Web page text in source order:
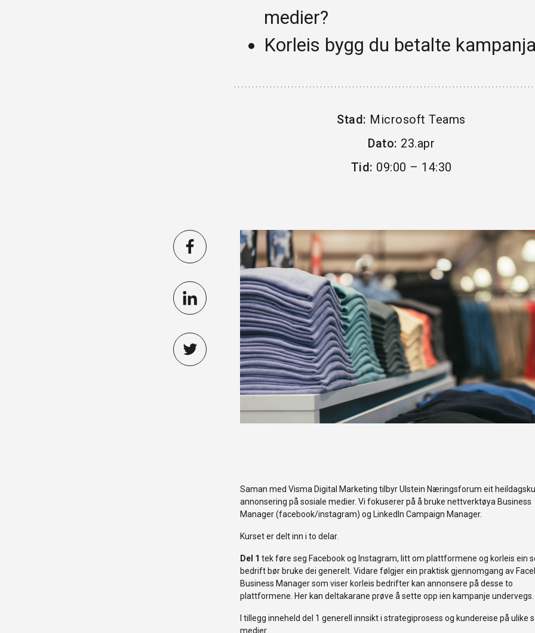
HANDEL OG SERVICE
PROFESJONELL TENESTEYTING
INDUSTRI
BYGG & EIGEDOM
medier?
Korleis bygg du betalte
Stad: Microsoft Teams
Dato: 23.apr
Tid: 09:00 – 14:30
Saman med Visma Digital Marketing tilbyr Ulstein Næringsforum eit
annonsering på sosiale medier. Vi fokuserer på å bruke nettverktøya Business
Manager (facebook/instagram) og LinkedIn Campaign Manager.
Kurset er delt inn i to delar.
Del 1 tek føre seg Facebook og Instagram, litt om plattformene og korleis ein
bedrift bør bruke dei generelt. Vidare følgjer ein praktisk gjennomgang av
Business Manager som viser korleis bedrifter kan annonsere på desse to
plattformene. Her kan deltakarane prøve å sette opp ien kampanje undervegs.
I tillegg inneheld del 1 generell innsikt i strategiprosess og kundereise på ulike
medier.